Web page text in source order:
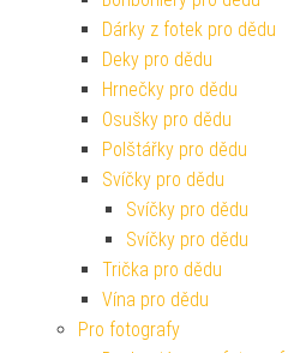
Dárky z fotek pro dědu
Deky pro dědu
Hrnečky pro dědu
Osušky pro dědu
Polštářky pro dědu
Svíčky pro dědu
Svíčky pro dědu
Svíčky pro dědu
Trička pro dědu
Vína pro dědu
Pro fotografy